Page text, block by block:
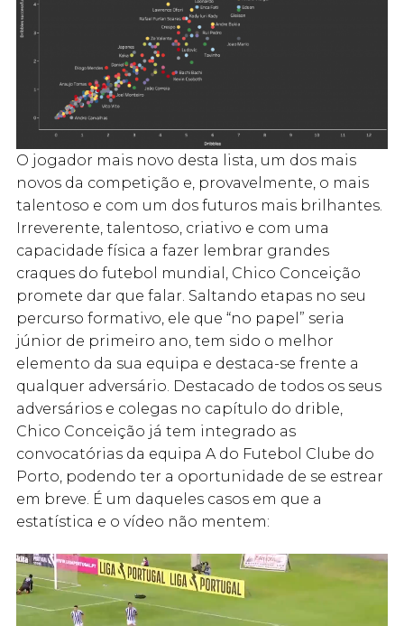
O jogador mais novo desta lista, um dos mais
novos da competição e, provavelmente, o mais
talentoso e com um dos futuros mais brilhantes.
Irreverente, talentoso, criativo e com uma
capacidade física a fazer lembrar grandes
craques do futebol mundial, Chico Conceição
promete dar que falar. Saltando etapas no seu
percurso formativo, ele que “no papel” seria
júnior de primeiro ano, tem sido o melhor
elemento da sua equipa e destaca-se frente a
qualquer adversário. Destacado de todos os seus
adversários e colegas no capítulo do drible,
Chico Conceição já tem integrado as
convocatórias da equipa A do Futebol Clube do
Porto, podendo ter a oportunidade de se estrear
em breve. É um daqueles casos em que a
estatística e o vídeo não mentem: